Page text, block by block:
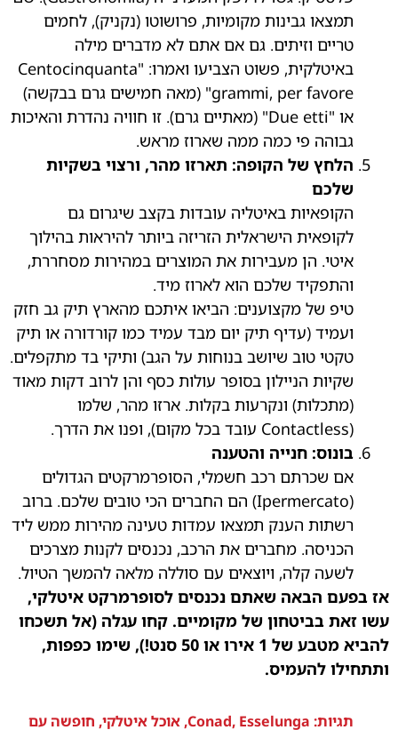
תמצאו גבינות מקומיות, פרושוטו (נקניק), לחמים
טריים וזיתים. גם אם אתם לא מדברים מילה
באיטלקית, פשוט הצביעו ואמרו: "Centocinquanta
grammi, per favore" (מאה חמישים גרם בבקשה)
או "Due etti" (מאתיים גרם). זו חוויה נהדרת והאיכות
גבוהה פי כמה ממה שארוז מראש.
הלחץ של הקופה: תארזו מהר, ורצוי בשקיות
שלכם
הקופאיות באיטליה עובדות בקצב שיגרום גם
לקופאית הישראלית הזריזה ביותר להיראות בהילוך
איטי. הן מעבירות את המוצרים במהירות מסחררת,
והתפקיד שלכם הוא לארוז מיד.
טיפ של מקצוענים: הביאו איתכם מהארץ תיק גב חזק
ועמיד (עדיף תיק יום מבד עמיד כמו קורדורה או תיק
טקטי טוב שיושב בנוחות על הגב) ותיקי בד מתקפלים.
שקיות הניילון בסופר עולות כסף והן לרוב דקות מאוד
(מתכלות) ונקרעות בקלות. ארזו מהר, שלמו
(Contactless עובד בכל מקום), ופנו את הדרך.
בונוס: חנייה והטענה
אם שכרתם רכב חשמלי, הסופרמרקטים הגדולים
(Ipermercato) הם החברים הכי טובים שלכם. ברוב
רשתות הענק תמצאו עמדות טעינה מהירות ממש ליד
הכניסה. מחברים את הרכב, נכנסים לקנות מצרכים
לשעה קלה, ויוצאים עם סוללה מלאה להמשך הטיול.
אז בפעם הבאה שאתם נכנסים לסופרמרקט איטלקי,
עשו זאת בביטחון של מקומיים. קחו עגלה (אל תשכחו
להביא מטבע של 1 אירו או 50 סנט!), שימו כפפות,
ותתחילו להעמיס.
תגיות: Conad, Esselunga
,אוכל איטלקי, חופשה עם